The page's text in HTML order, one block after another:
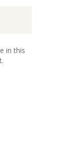
in this